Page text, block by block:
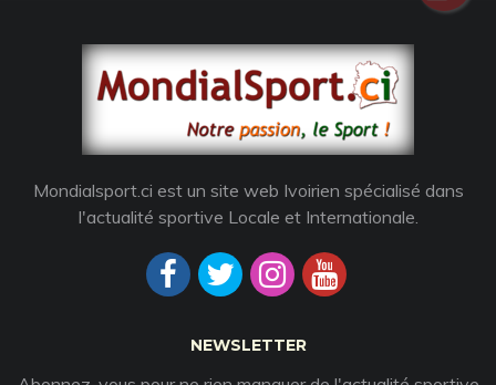
Mondialsport.ci est un site web Ivoirien spécialisé dans
l'actualité sportive Locale et Internationale.
NEWSLETTER